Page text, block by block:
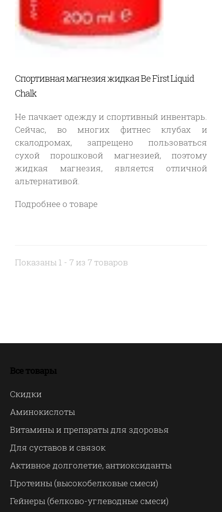
Спортивная магнезия жидкая Be First Liquid
Chalk
Не пачкает одежду и спортивный инвентарь.
Сейчас, во многих фитнес клубах и
скалодромах, запрещено пользоваться
сухой порошковой магнезией, поэтому
жидкая магнезия, является отличной
альтернативой.
Подробнее о товаре
Показаны 1 - 7 из 7 товаров
Все товары
Скидки
Аминокислоты
Витамины и препараты для здоровья
Для суставов и связок
Активное долголетие, антиоксиданты
Протеины (высокобелковые смеси)
Гейнеры (белково-углеводные смеси)